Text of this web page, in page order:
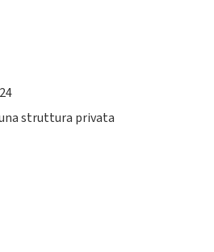
struttura privata